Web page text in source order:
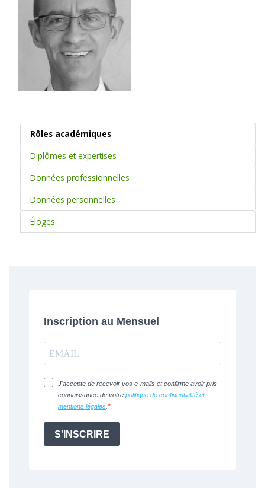
Rôles académiques
Diplômes et expertises
Données professionnelles
Données personnelles
Éloges